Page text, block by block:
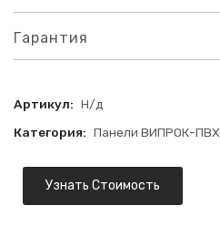
Гарантия
Артикул: Н/д
Категория: Панели ВИПРОК-ПВХ
Узнать Стоимость